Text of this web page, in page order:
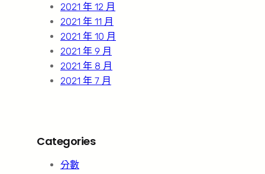
2021 年 12 月
2021 年 11 月
2021 年 10 月
2021 年 9 月
2021 年 8 月
2021 年 7 月
Categories
分數